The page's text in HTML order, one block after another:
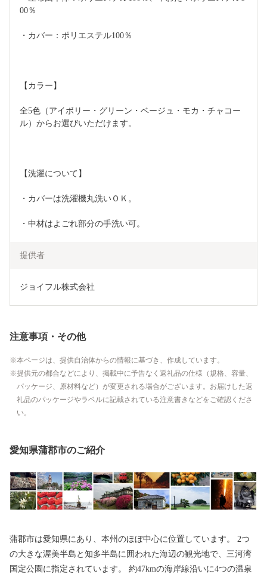
00％
・カバー：ポリエステル100％
【カラー】
全5色（アイボリー・グリーン・ベージュ・モカ・チャコー
ル）からお選びいただけます。
【洗濯について】
・カバーは洗濯機丸洗いＯＫ。
・中材はよごれ部分の手洗い可。
提供者
ジョイフル株式会社
注意事項・その他
本ページは、提供自治体からの情報に基づき、作成しています。
提供元の都合などにより、掲載中に予告なく返礼品の仕様（規格、容量、
パッケージ、原材料など）が変更される場合がございます。お届けした返
礼品のパッケージやラベルに記載されている注意書きなどをご確認くださ
い。
愛知県蒲郡市のご紹介
蒲郡市は愛知県にあり、本州のほぼ中心に位置しています。 2つ
の大きな渥美半島と知多半島に囲われた海辺の観光地で、三河湾
国定公園に指定されています。 約47kmの海岸線沿いに4つの温泉